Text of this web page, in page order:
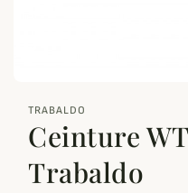
TRABALDO
Ceinture
Trabaldo